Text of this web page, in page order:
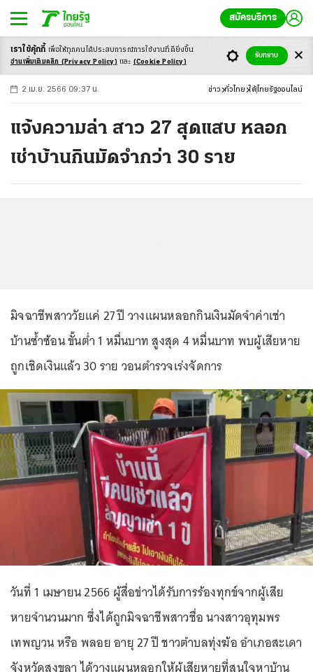
สมัครบริการ
-ก ก ก+
2 เม.ย. 2566 09:37 น. ข่าว ทั่วไทย ใต้ ไทยรัฐออนไลน์
แจ้งความล่า สาว 27 สุดแสบ หลอก
เช่าบ้านกินมัดจำกว่า 30 ราย
มิจฉาชีพสาววัยแค่ 27 ปี วางแผนหลอกกินเงินมัดจำค่าเช่า
บ้านซ้ำซ้อน ขั้นต่ำ 1 หมื่นบาท สูงสุด 4 หมื่นบาท พบผู้เสียหาย
ถูกเชิดเงินแล้ว 30 ราย วอนตำรวจเร่งจัดการ
วันที่ 1 เมษายน 2566 ผู้สื่อข่าวได้รับการร้องทุกข์จากผู้เสีย
หายจำนวนมาก ซึ่งได้ถูกมิจฉาชีพสาวชื่อ นางสาวอุทุมพร
เทพญวน หรือ พลอย อายุ 27 ปี ชาวตำบลทุ่งฆ้อ อำเภอสะเดา
จังหวัดสงขลา ได้วางแผนหลอกให้ผู้เสียหายที่สนใจหาบ้าน
เราใช้คุ้กกี้ เพื่อให้ทุกคนได้ประสบการณ์การใช้งานที่ดียิ่งขึ้น
อ่านเพิ่มเติมคลิก (Privacy Policy) และ (Cookie Policy)
รับทราบ